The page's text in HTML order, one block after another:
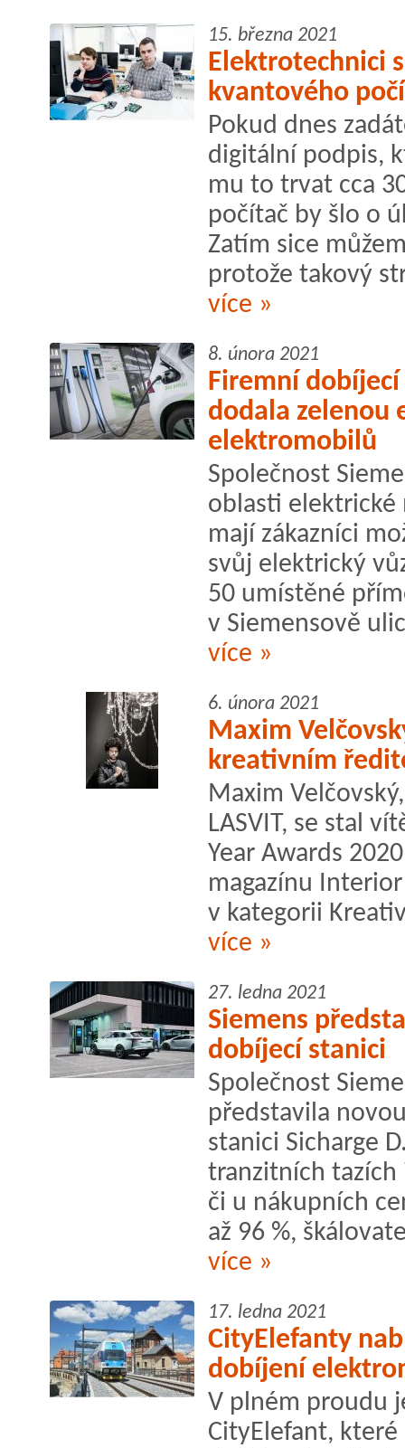
15. března 2021
Elektrotechnici
kvantového
Pokud dnes
digitální podpis,
mu to trvat cca
počítač by šlo o
Zatím sice
protože takový
více »
8. února 2021
Firemní dobíjecí
dodala zelenou
elektromobilů
Společnost
oblasti elektrické
mají zákazníci
svůj elektrický
50 umístěné
v Siemensově
více »
6. února 2021
Maxim
kreativním
Maxim
LASVIT, se stal
Year Awards
magazínu
v kategorii
více »
27. ledna 2021
Siemens
dobíjecí stanici
Společnost
představila
stanici Sicharge
tranzitních tazích
či u nákupních
až 96 %,
více »
17. ledna 2021
CityElefanty
dobíjení
V plném proudu
CityElefant,